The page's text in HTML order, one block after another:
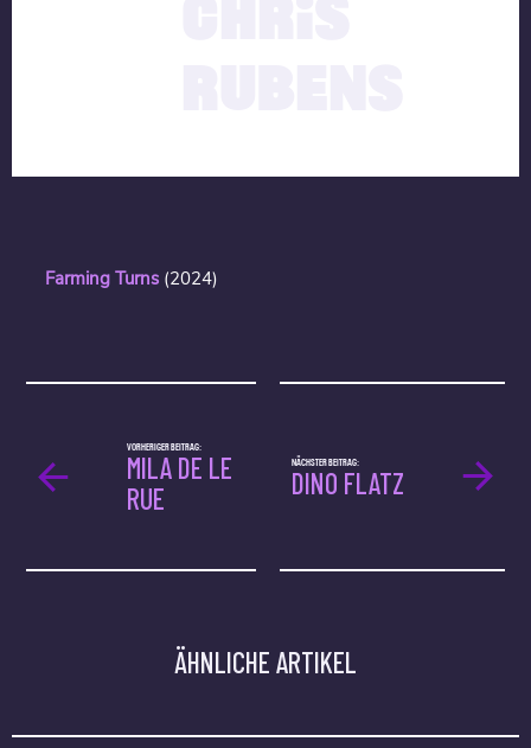
Farming Turns (2024)
NÄCHSTER BEITRAG:
DINO FLATZ
VORHERIGER BEITRAG:
MILA DE LE
RUE
ÄHNLICHE ARTIKEL